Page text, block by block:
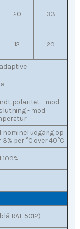
20 33
12 20
polaritet - mod
- mod
nominel udgang op
per °C over 40°C
100%
RAL 5012)